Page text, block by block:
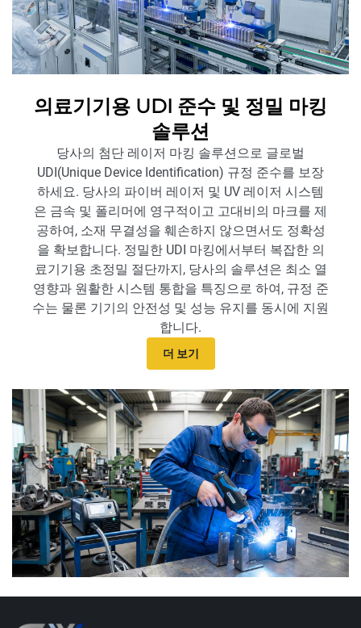
의료기기용 UDI 준수 및 정밀 마킹
솔루션
당사의 첨단 레이저 마킹 솔루션으로 글로벌
UDI(Unique Device Identification) 규정 준수를 보장
하세요. 당사의 파이버 레이저 및 UV 레이저 시스템
은 금속 및 폴리머에 영구적이고 고대비의 마크를 제
공하여, 소재 무결성을 훼손하지 않으면서도 정확성
을 확보합니다. 정밀한 UDI 마킹에서부터 복잡한 의
료기기용 초정밀 절단까지, 당사의 솔루션은 최소 열
영향과 원활한 시스템 통합을 특징으로 하여, 규정 준
수는 물론 기기의 안전성 및 성능 유지를 동시에 지원
합니다.
더 보기